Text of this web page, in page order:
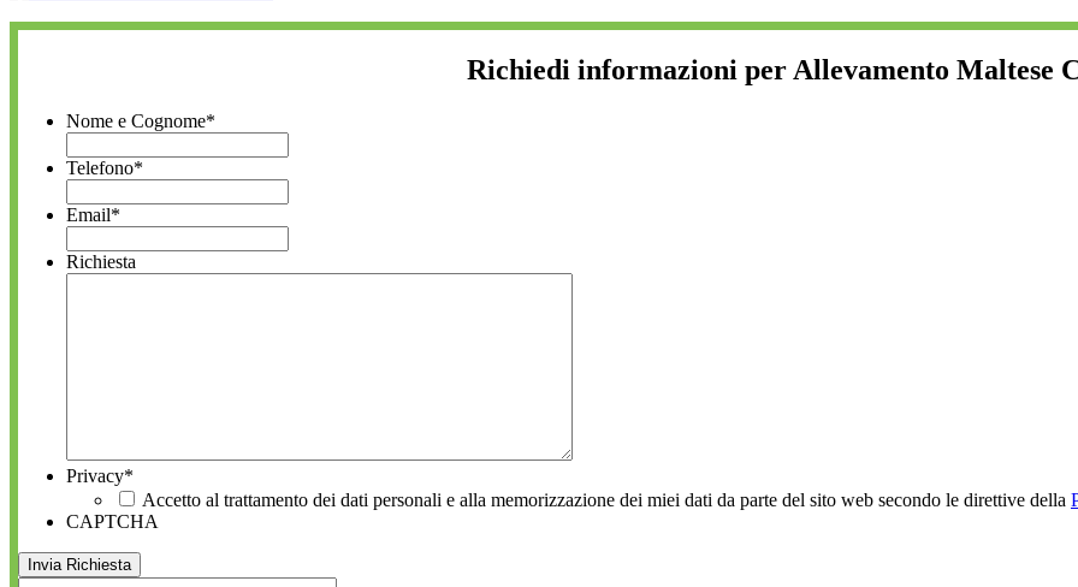
Richiedi informazioni per Allevamento Maltese
Nome e Cognome*
Telefono*
Email*
Richiesta
Privacy*
Accetto al trattamento dei dati personali e alla memorizzazione dei miei dati da parte del sito web secondo le direttive della
CAPTCHA